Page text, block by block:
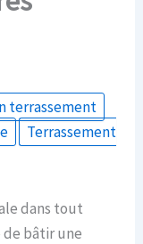
terrassement
Terrassement
dans tout
de bâtir une